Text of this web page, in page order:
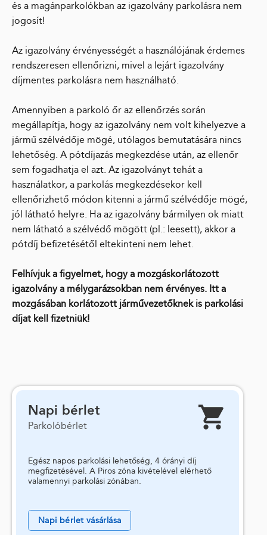
és a magánparkolókban az igazolvány parkolásra nem
jogosít!
Az igazolvány érvényességét a használójának érdemes
rendszeresen ellenőrizni, mivel a lejárt igazolvány
díjmentes parkolásra nem használható.
Amennyiben a parkoló őr az ellenőrzés során
megállapítja, hogy az igazolvány nem volt kihelyezve a
jármű szélvédője mögé, utólagos bemutatására nincs
lehetőség. A pótdíjazás megkezdése után, az ellenőr
sem fogadhatja el azt. Az igazolványt tehát a
használatkor, a parkolás megkezdésekor kell
ellenőrizhető módon kitenni a jármű szélvédője mögé,
jól látható helyre. Ha az igazolvány bármilyen ok miatt
nem látható a szélvédő mögött (pl.: leesett), akkor a
pótdíj befizetésétől eltekinteni nem lehet.
Felhívjuk a figyelmet, hogy a mozgáskorlátozott
igazolvány a mélygarázsokban nem érvényes. Itt a
mozgásában korlátozott járművezetőknek is parkolási
díjat kell fizetniük!
Napi bérlet
Parkolóbérlet
Egész napos parkolási lehetőség, 4 órányi díj
megfizetésével. A Piros zóna kivételével elérhető
valamennyi parkolási zónában.
Napi bérlet vásárlása